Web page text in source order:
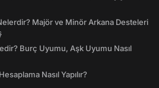
Majör ve Minör Arkana Desteleri
Burç Uyumu, Aşk Uyumu Nasıl
Nasıl Yapılır?